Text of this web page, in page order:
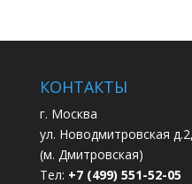
КОНТАКТЫ
г. Москва
ул. Новодмитровская
(м. Дмитровская)
Тел: +7 (499) 551-52-05